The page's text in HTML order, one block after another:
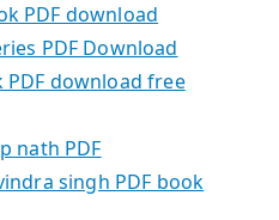
PDF download
PDF Download
PDF download free
nath PDF
singh PDF book